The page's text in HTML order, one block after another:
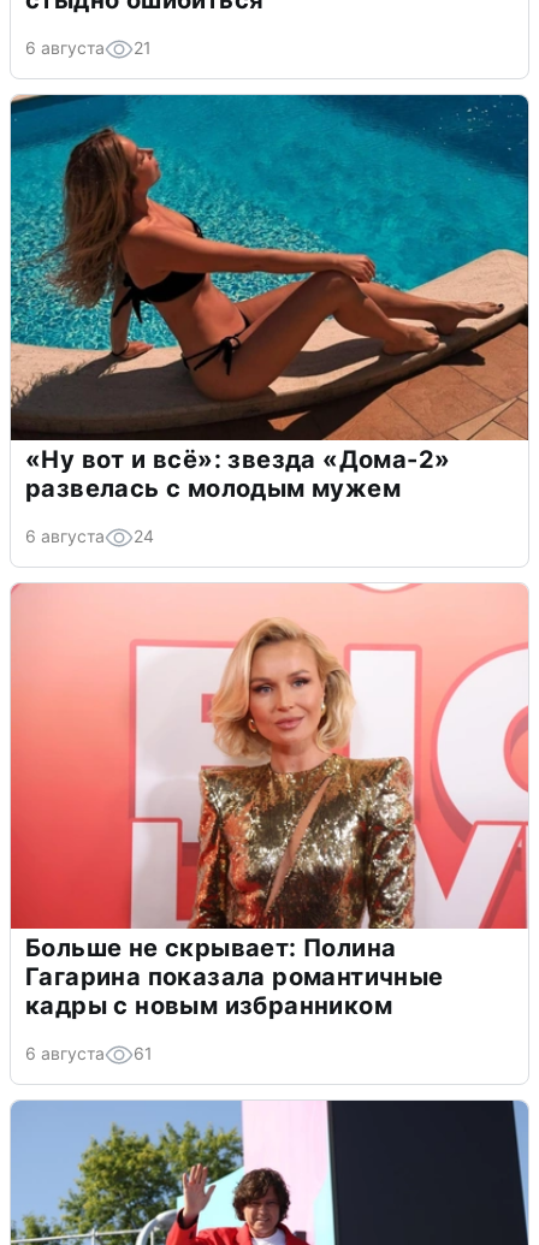
6 августа 21
«Ну вот и всё»: звезда «Дома-2»
развелась с молодым мужем
6 августа 24
Больше не скрывает: Полина
Гагарина показала романтичные
кадры с новым избранником
6 августа 61